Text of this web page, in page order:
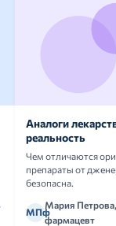
Аналоги
реальность
Чем отличаются
препараты от
безопасна.
МПф
Мария Петрова,
фармацевт